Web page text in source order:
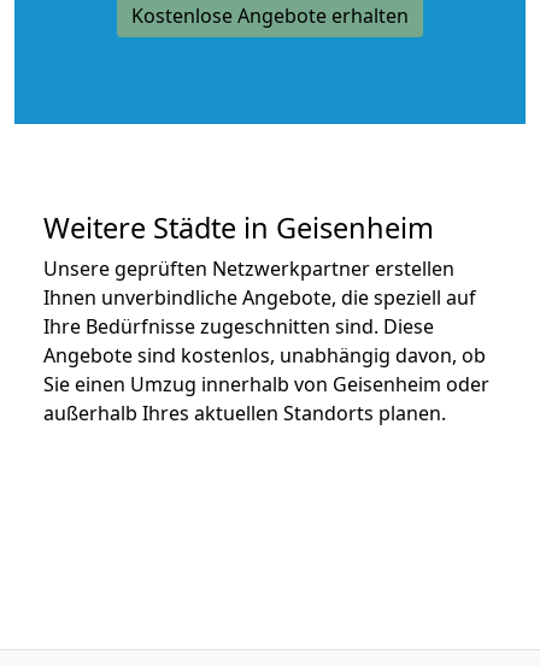
Kostenlose Angebote erhalten
Weitere Städte in Geisenheim
Unsere geprüften Netzwerkpartner erstellen
Ihnen unverbindliche Angebote, die speziell auf
Ihre Bedürfnisse zugeschnitten sind. Diese
Angebote sind kostenlos, unabhängig davon, ob
Sie einen Umzug innerhalb von Geisenheim oder
außerhalb Ihres aktuellen Standorts planen.